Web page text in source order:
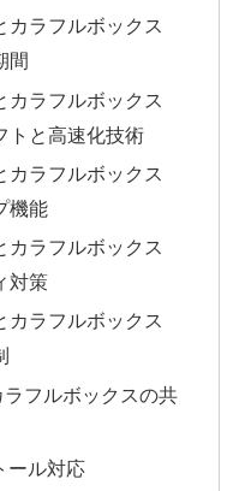
カラフルボックス
間
カラフルボックス
と高速化技術
カラフルボックス
機能
カラフルボックス
対策
カラフルボックス
フルボックスの共
ール対応